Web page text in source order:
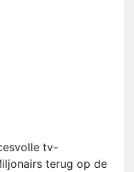
tv-
terug op de